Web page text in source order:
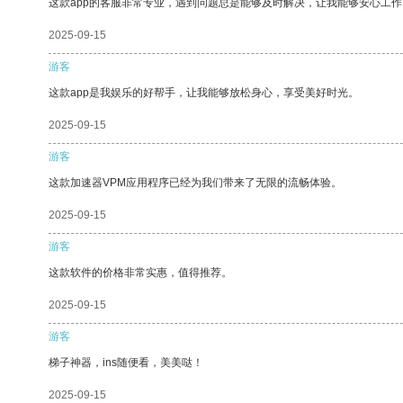
这款app的客服非常专业，遇到问题总是能够及时解决，让我能够安心工
2025-09-15
游客
这款app是我娱乐的好帮手，让我能够放松身心，享受美好时光。
2025-09-15
游客
这款加速器VPM应用程序已经为我们带来了无限的流畅体验。
2025-09-15
游客
这款软件的价格非常实惠，值得推荐。
2025-09-15
游客
梯子神器，ins随便看，美美哒！
2025-09-15